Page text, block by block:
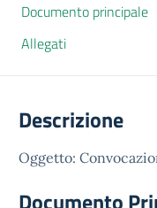
Documento principale
Allegati
Descrizione
Oggetto: